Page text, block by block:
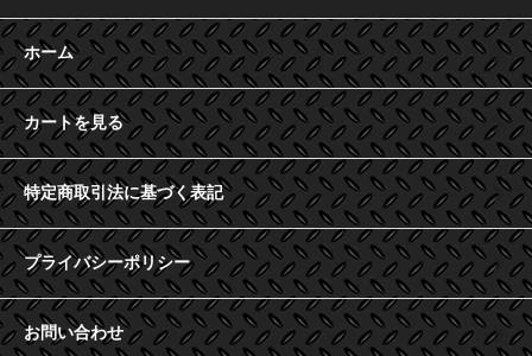
ホーム
カートを見る
特定商取引法に基づく表記
プライバシーポリシー
お問い合わせ